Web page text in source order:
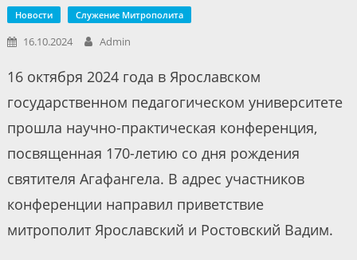
Новости Служение Митрополита
16.10.2024 Admin
16 октября 2024 года в Ярославском
государственном педагогическом университете
прошла научно-практическая конференция,
посвященная 170-летию со дня рождения
святителя Агафангела. В адрес участников
конференции направил приветствие
митрополит Ярославский и Ростовский Вадим.